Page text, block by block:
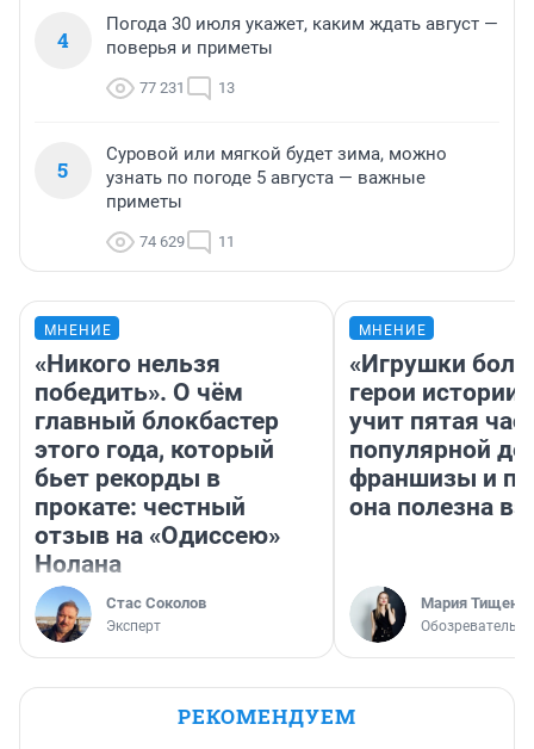
4
Погода 30 июля укажет, каким ждать август —
поверья и приметы
77 231 13
5
Суровой или мягкой будет зима, можно
узнать по погоде 5 августа — важные
приметы
74 629 11
МНЕНИЕ
«Никого нельзя
победить». О чём
главный блокбастер
этого года, который
бьет рекорды в
прокате: честный
отзыв на «Одиссею»
Нолана
Стас Соколов
Эксперт
МНЕНИЕ
«Игрушки
герои
учит пятая
популярной
франшизы и
она полезна
Мария Тищенко
Обозреватель
РЕКОМЕНДУЕМ